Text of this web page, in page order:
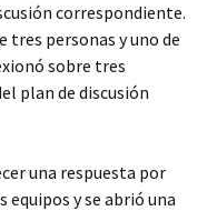
correspondiente.
tres personas y uno de
sobre tres
plan de discusión
una respuesta por
equipos y se abrió una